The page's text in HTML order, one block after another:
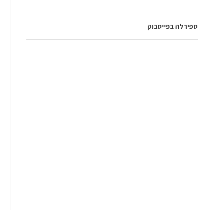
ספירלה בפייסבוק